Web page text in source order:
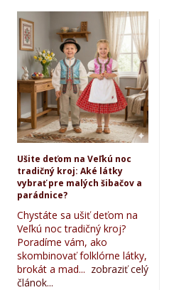
Ušite deťom na Veľkú noc
tradičný kroj: Aké látky
vybrať pre malých šibačov a
parádnice?
Chystáte sa ušiť deťom na
Veľkú noc tradičný kroj?
Poradíme vám, ako
skombinovať folklórne látky,
brokát a mad... zobraziť celý
článok...